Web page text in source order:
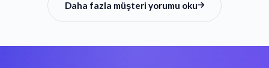
Daha fazla müşteri yorumu oku